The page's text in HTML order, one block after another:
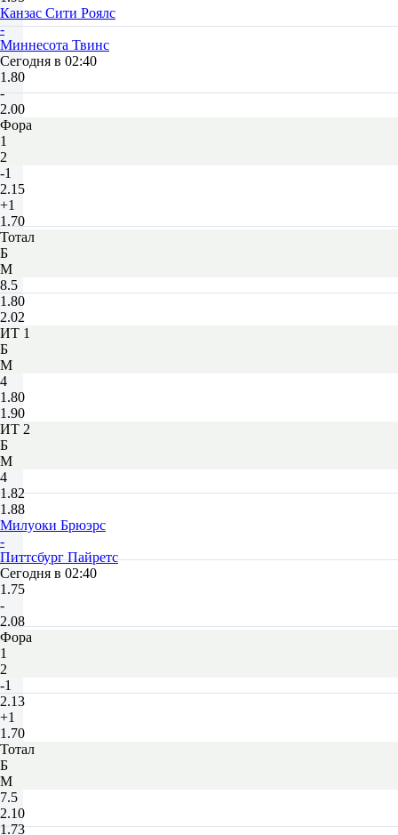
Канзас Сити Роялс
-
Миннесота Твинс
Сегодня в 02:40
1.80
-
2.00
Фора
1
2
-1
2.15
+1
1.70
Тотал
Б
М
8.5
1.80
2.02
ИТ 1
Б
М
4
1.80
1.90
ИТ 2
Б
М
4
1.82
1.88
Милуоки Брюэрс
-
Питтсбург Пайретс
Сегодня в 02:40
1.75
-
2.08
Фора
1
2
-1
2.13
+1
1.70
Тотал
Б
М
7.5
2.10
1.73